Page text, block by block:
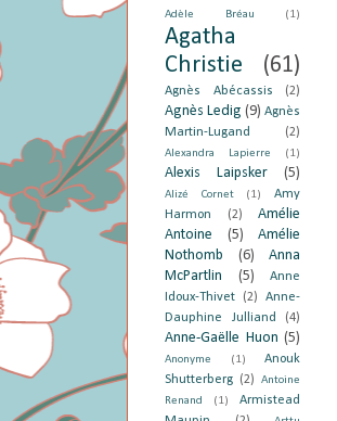
Adèle Bréau (1)
Agatha
Christie
(61)
Agnès Abécassis (2)
Agnès Ledig (9) Agnès
Martin-Lugand
(2)
Alexandra Lapierre (1)
Alexis Laipsker (5)
Alizé Cornet (1)
Amy
Harmon
(2)
Amélie
Antoine
(5)
Amélie
Nothomb
(6)
Anna
McPartlin
(5)
Anne
Idoux-Thivet
(2)
Anne-
Dauphine Julliand
(4)
Anne-Gaëlle Huon (5)
Anonyme (1)
Anouk
Shutterberg (2)
Antoine
Renand
(1)
Armistead